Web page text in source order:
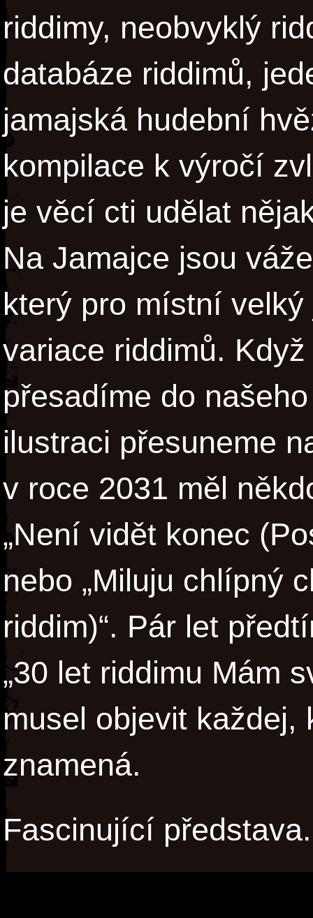
riddimy, neobvyklý
databáze riddimů,
jamajská hudební
kompilace k výročí
je věcí cti udělat
Na Jamajce jsou
který pro místní
variace riddimů.
přesadíme do
ilustraci přesuneme
v roce 2031 měl
„Není vidět konec
nebo „Miluju chlípný
riddim)“. Pár let
„30 let riddimu Mám
musel objevit každej,
znamená.
Fascinující představa.